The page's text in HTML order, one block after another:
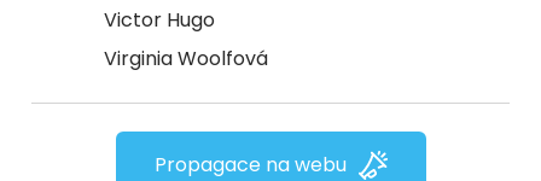
Victor Hugo
Virginia Woolfová
Propagace na webu